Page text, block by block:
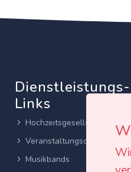
Dienstleistungs-
Links
Hochzeitsgesellschaften
Veranstaltungsortes
Musikbands